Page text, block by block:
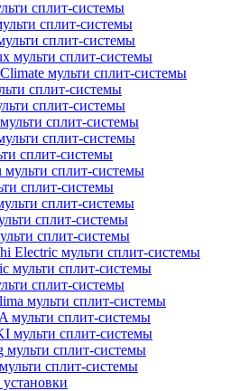
сплит-системы
сплит-системы
сплит-системы
мульти сплит-системы
мульти сплит-системы
сплит-системы
сплит-системы
сплит-системы
сплит-системы
сплит-системы
мульти сплит-системы
сплит-системы
сплит-системы
сплит-системы
сплит-системы
Electric мульти сплит-системы
мульти сплит-системы
сплит-системы
мульти сплит-системы
мульти сплит-системы
мульти сплит-системы
мульти сплит-системы
сплит-системы